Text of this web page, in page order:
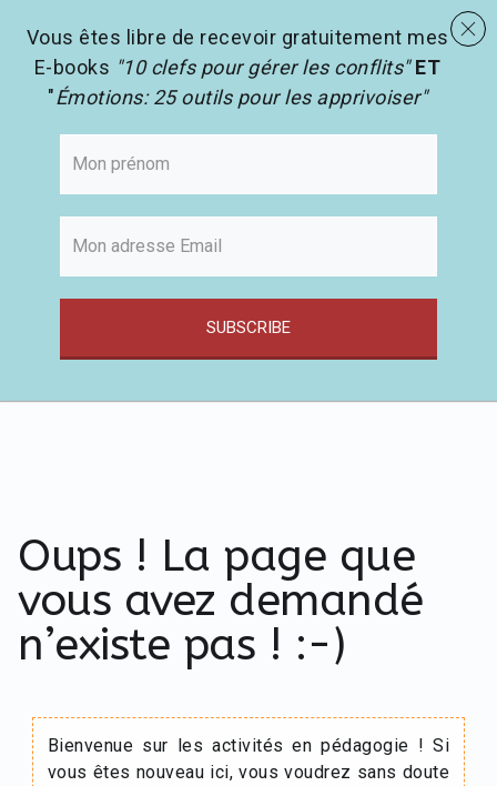
menu Les activités en pédagogie search
Oups ! La page que
vous avez demandé
n’existe pas ! :-)
Bienvenue sur les activités en pédagogie ! Si
vous êtes nouveau ici, vous voudrez sans doute
Vous êtes libre de recevoir gratuitement mes
E-books "10 clefs pour gérer les conflits" ET
"Émotions: 25 outils pour les apprivoiser"
SUBSCRIBE